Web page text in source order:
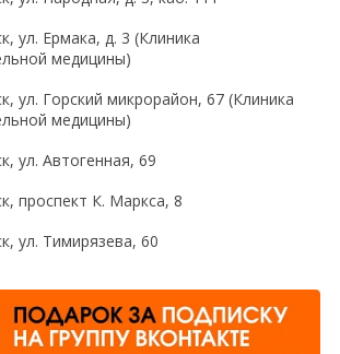
ул. Ермака, д. 3 (Клиника
медицины)
ул. Горский микрорайон, 67 (Клиника
медицины)
ул. Автогенная, 69
проспект К. Маркса, 8
ул. Тимирязева, 60